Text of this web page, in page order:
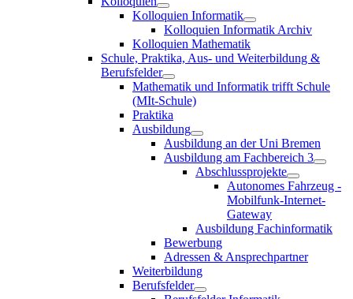
Kolloquien Informatik
Kolloquien Informatik Archiv
Kolloquien Mathematik
Schule, Praktika, Aus- und Weiterbildung &
Berufsfelder
Mathematik und Informatik trifft Schule
(MIt-Schule)
Praktika
Ausbildung
Ausbildung an der Uni Bremen
Ausbildung am Fachbereich 3
Abschlussprojekte
Autonomes Fahrzeug -
Mobilfunk-Internet-
Gateway
Ausbildung Fachinformatik
Bewerbung
Adressen & Ansprechpartner
Weiterbildung
Berufsfelder